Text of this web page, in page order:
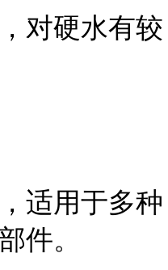
对硬水有较
适用于多种
件。